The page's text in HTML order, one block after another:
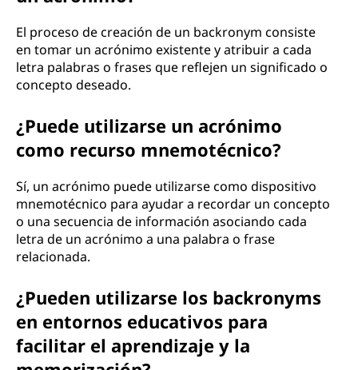
El proceso de creación de un backronym consiste
en tomar un acrónimo existente y atribuir a cada
letra palabras o frases que reflejen un significado o
concepto deseado.
¿Puede utilizarse un acrónimo
como recurso mnemotécnico?
Sí, un acrónimo puede utilizarse como dispositivo
mnemotécnico para ayudar a recordar un concepto
o una secuencia de información asociando cada
letra de un acrónimo a una palabra o frase
relacionada.
¿Pueden utilizarse los backronyms
en entornos educativos para
facilitar el aprendizaje y la